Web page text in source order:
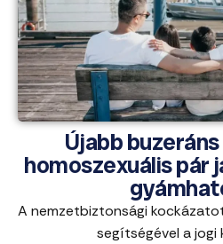
Újabb
homoszexuális pár
A nemzetbiztonsági
segítségével a jogi